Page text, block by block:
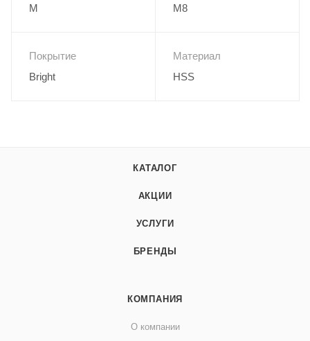
M
M8
Покрытие
Bright
Материал
HSS
КАТАЛОГ
АКЦИИ
УСЛУГИ
БРЕНДЫ
КОМПАНИЯ
О компании